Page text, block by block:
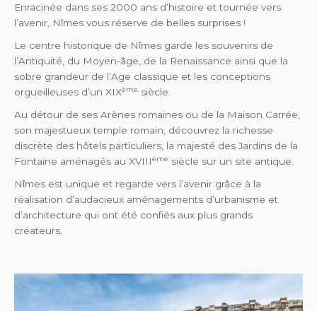
Enracinée dans ses 2000 ans d’histoire et tournée vers
l’avenir, Nîmes vous réserve de belles surprises !
Le centre historique de Nîmes garde les souvenirs de
l’Antiquité, du Moyen-âge, de la Renaissance ainsi que la
sobre grandeur de l’Age classique et les conceptions
orgueilleuses d’un XIXème siècle.
Au détour de ses Arènes romaines ou de la Maison Carrée,
son majestueux temple romain, découvrez la richesse
discrète des hôtels particuliers, la majesté des Jardins de la
Fontaine aménagés au XVIIIème siècle sur un site antique.
Nîmes est unique et regarde vers l’avenir grâce à la
réalisation d’audacieux aménagements d’urbanisme et
d’architecture qui ont été confiés aux plus grands
créateurs.